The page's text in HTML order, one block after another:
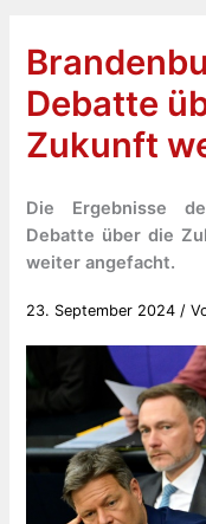
Debatte
Zukunft
Die Ergebnisse
Debatte über die
weiter angefacht.
23. September 2024 /